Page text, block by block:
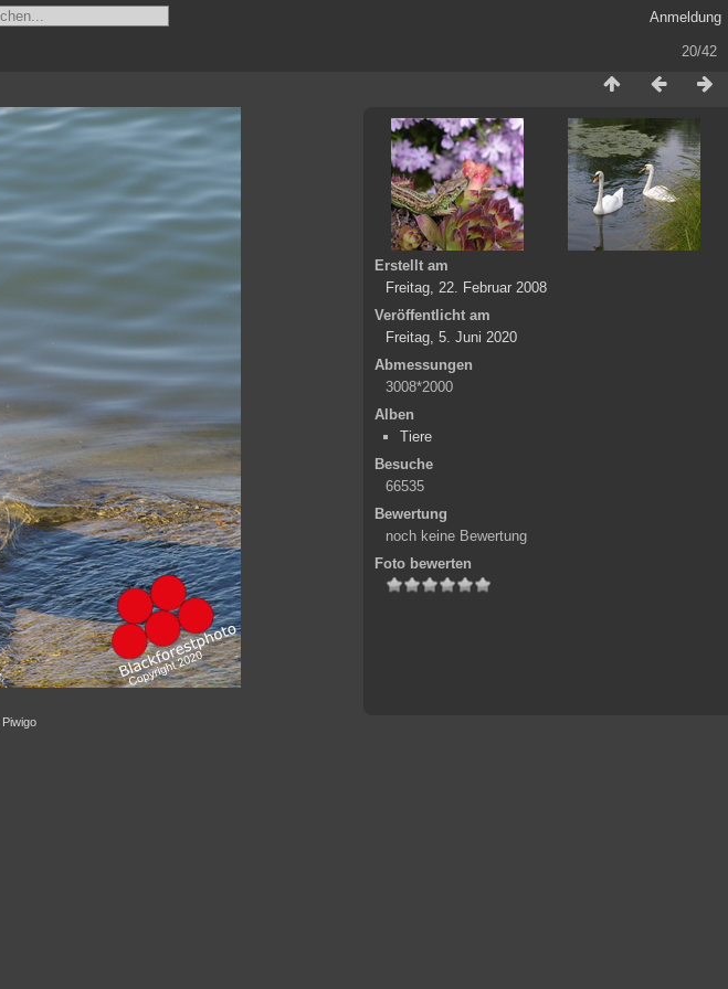
Anmeldung
20/42
Erstellt am
Freitag, 22. Februar 2008
Veröffentlicht am
Freitag, 5. Juni 2020
Abmessungen
3008*2000
Alben
Tiere
Besuche
66535
Bewertung
noch keine Bewertung
Foto bewerten
Piwigo